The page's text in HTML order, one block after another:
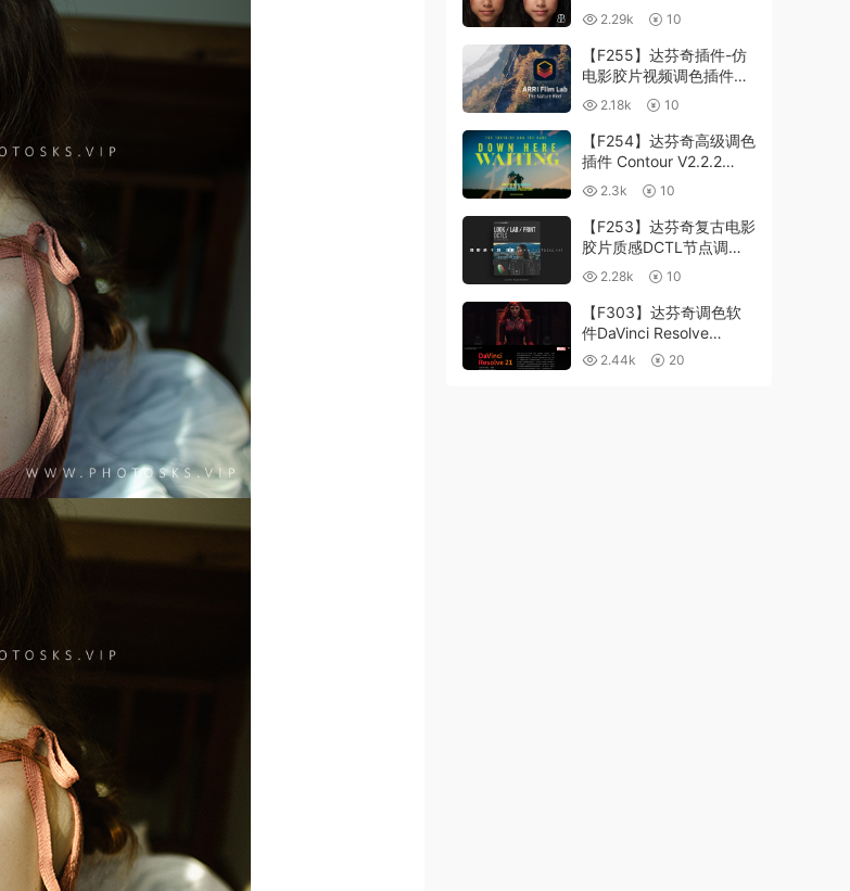
美颜插件 Beauty Box
V6.0.3 Win
2.29k 10
【F255】达芬奇插件-仿
电影胶片视频调色插件
ARRI Film Lab 1.0.10 Win
2.18k 10
【F254】达芬奇高级调色
插件 Contour V2.2.2
WinMac 含使用教程
2.3k 10
【F253】达芬奇复古电影
胶片质感DCTL节点调色
预设 MonoNodes LOOK
LAB PRINT V4.0
2.28k 10
【F303】达芬奇调色软
件DaVinci Resolve
Studio21.0.3 中文版
2.44k 20